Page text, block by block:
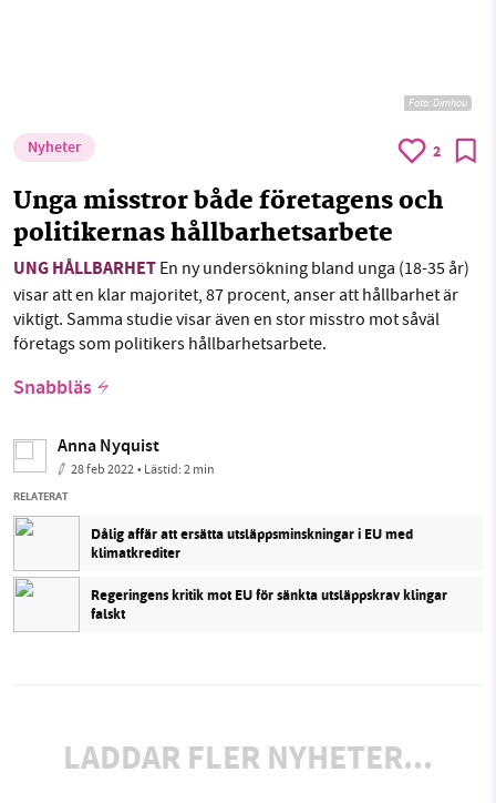
Foto:Dimhou
Nyheter 2
Unga misstror både företagens och
politikernas hållbarhetsarbete
UNG HÅLLBARHET En ny undersökning bland unga (18-35 år)
visar att en klar majoritet, 87 procent, anser att hållbarhet är
viktigt. Samma studie visar även en stor misstro mot såväl
företags som politikers hållbarhetsarbete.
Snabbläs
Anna Nyquist
28 feb 2022• Lästid:2 min
RELATERAT
Dålig affär att ersätta utsläppsminskningar i EU med
klimatkrediter
Regeringens kritik mot EU för sänkta utsläppskrav klingar
falskt
LADDAR FLER NYHETER...
Läs vad vi vill göra